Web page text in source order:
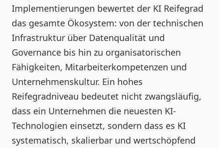
Implementierungen bewertet der KI Reifegrad
das gesamte Ökosystem: von der technischen
Infrastruktur über Datenqualität und
Governance bis hin zu organisatorischen
Fähigkeiten, Mitarbeiterkompetenzen und
Unternehmenskultur. Ein hohes
Reifegradniveau bedeutet nicht zwangsläufig,
dass ein Unternehmen die neuesten KI-
Technologien einsetzt, sondern dass es KI
systematisch, skalierbar und wertschöpfend